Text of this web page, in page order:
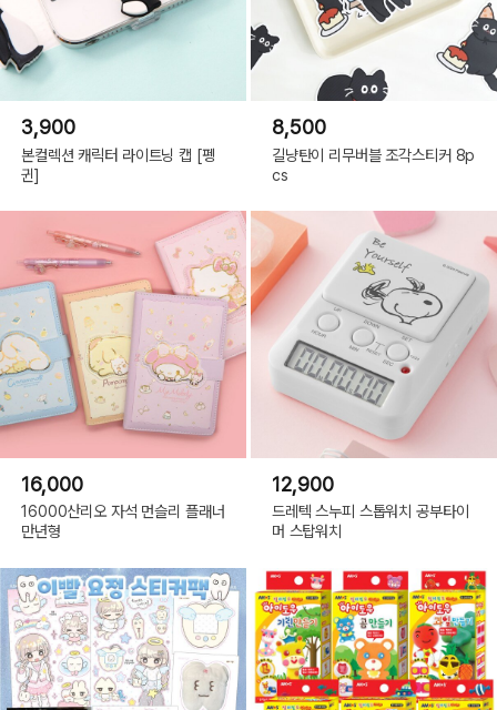
3,900
본컬렉션 캐릭터 라이트닝 캡 [펭
귄]
8,500
길냥탄이 리무버블 조각스티커 8p
cs
16,000
16000산리오 자석 먼슬리 플래너
만년형
12,900
드레텍 스누피 스톱워치 공부타이
머 스탑워치